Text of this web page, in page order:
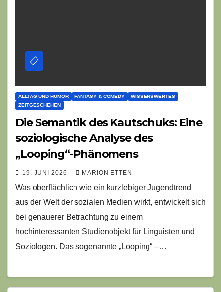
ALLTAG UND HUMOR FANTASY & COMEDY
WISSENSWERTES
ZEITGESCHEHEN
Die Semantik des Kautschuks: Eine
soziologische Analyse des
„Looping“-Phänomens
19. JUNI 2026 MARION ETTEN
Was oberflächlich wie ein kurzlebiger Jugendtrend
aus der Welt der sozialen Medien wirkt, entwickelt sich
bei genauerer Betrachtung zu einem
hochinteressanten Studienobjekt für Linguisten und
Soziologen. Das sogenannte „Looping“ –…